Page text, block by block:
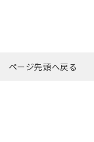
ページ先頭へ戻る